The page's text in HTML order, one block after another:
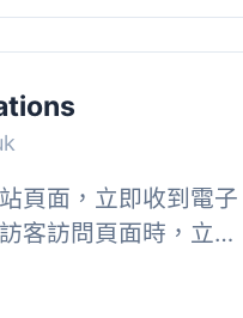
頁面，立即收到電子
客訪問頁面時，立即
匿名...